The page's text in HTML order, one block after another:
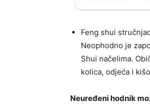
Feng shui
Neophodno je
Shui načelima.
kolica, odjeća i
Neuređeni hodnik